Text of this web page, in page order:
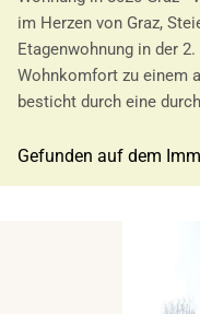
im Herzen von Graz,
Etagenwohnung in der
Wohnkomfort zu einem
besticht durch eine
Gefunden auf dem